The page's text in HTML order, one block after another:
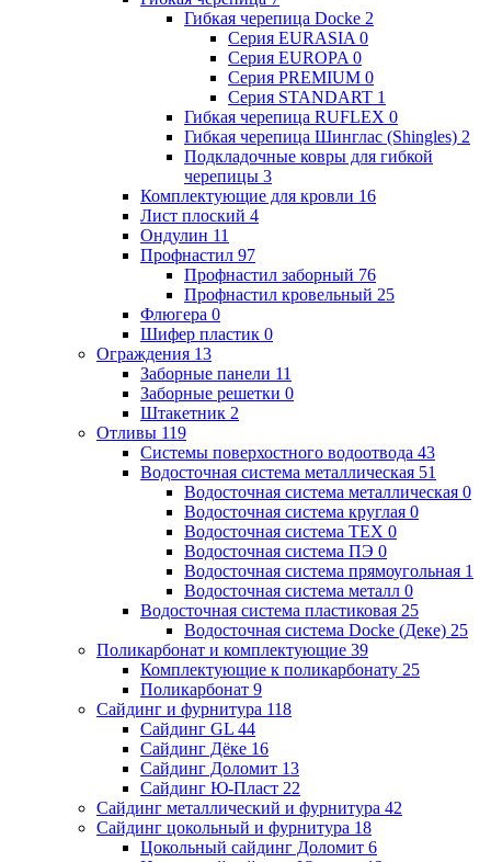
Гибкая черепица Docke 2
Серия EURASIA 0
Серия EUROPA 0
Серия PREMIUM 0
Серия STANDART 1
Гибкая черепица RUFLEX 0
Гибкая черепица Шинглас (Shingles) 2
Подкладочные ковры для гибкой
черепицы 3
Комплектующие для кровли 16
Лист плоский 4
Ондулин 11
Профнастил 97
Профнастил заборный 76
Профнастил кровельный 25
Флюгера 0
Шифер пластик 0
Ограждения 13
Заборные панели 11
Заборные решетки 0
Штакетник 2
Отливы 119
Системы поверхостного водоотвода 43
Водосточная система металлическая 51
Водосточная система металлическая 0
Водосточная система круглая 0
Водосточная система ТЕХ 0
Водосточная система ПЭ 0
Водосточная система прямоугольная 1
Водосточная система металл 0
Водосточная система пластиковая 25
Водосточная система Docke (Деке) 25
Поликарбонат и комплектующие 39
Комплектующие к поликарбонату 25
Поликарбонат 9
Сайдинг и фурнитура 118
Сайдинг GL 44
Сайдинг Дёке 16
Сайдинг Доломит 13
Сайдинг Ю-Пласт 22
Сайдинг металлический и фурнитура 42
Сайдинг цокольный и фурнитура 18
Цокольный сайдинг Доломит 6